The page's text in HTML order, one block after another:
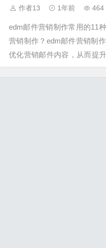
友好。模板二...
作者13 1年前 464
edm邮件营销制作常用的11
营销制作？edm邮件营销制
优化营销邮件内容，从而提